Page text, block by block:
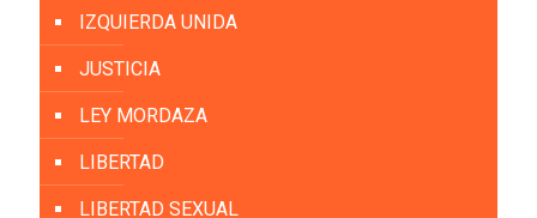
IZQUIERDA UNIDA
JUSTICIA
LEY MORDAZA
LIBERTAD
LIBERTAD SEXUAL